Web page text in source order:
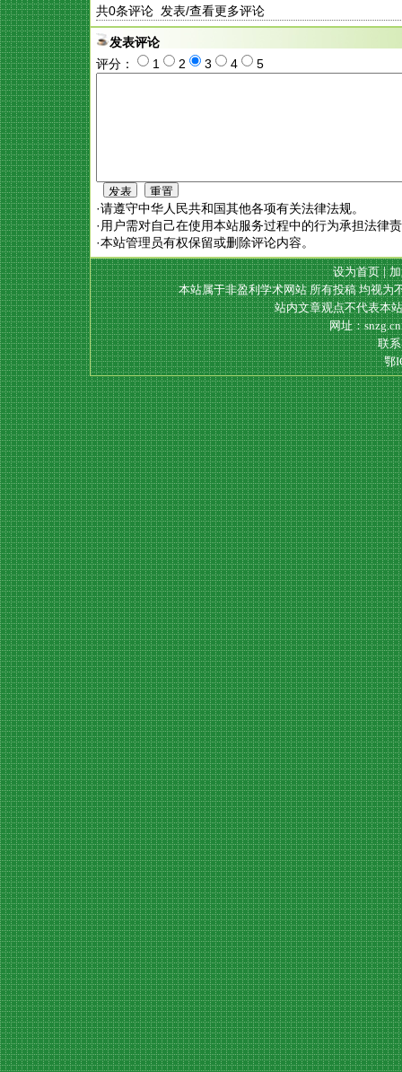
共0条评论 发表/查看更多评论
发表评论
评分：
1 2 3 4 5
·请遵守中华人民共和国其他各项有关法律法规。
·用户需对自己在使用本站服务过程中的行为承担法律
·本站管理员有权保留或删除评论内容。
设为首页|
本站属于非盈利学术网站 所有投稿 均视为
站内文章观点不代表本
网址：
联
鄂